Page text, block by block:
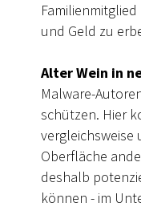
und Geld zu
Alter Wein in
Malware-
schützen. Hier
vergleichsweise
Oberfläche
deshalb
können - im